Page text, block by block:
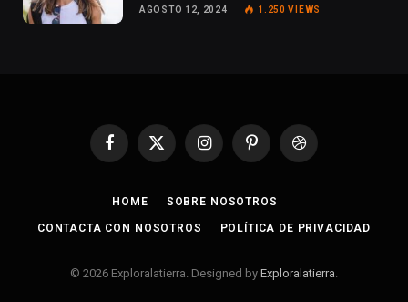
AGOSTO 12, 2024 1.250VIEWS
Facebook
X
InstagramPinterestDribbble
HOME SOBRE NOSOTROS
CONTACTA CON NOSOTROS POLÍTICA DE PRIVACIDAD
© 2026 Exploralatierra. Designed by Exploralatierra